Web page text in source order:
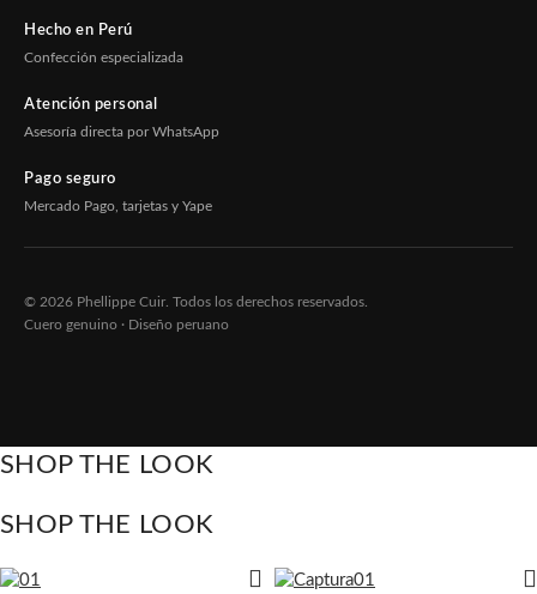
Hecho en Perú
Confección especializada
Atención personal
Asesoría directa por WhatsApp
Pago seguro
Mercado Pago, tarjetas y Yape
© 2026 Phellippe Cuir. Todos los derechos reservados.
Cuero genuino · Diseño peruano
SHOP THE LOOK
SHOP THE LOOK